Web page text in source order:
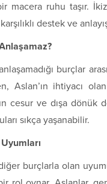
macera ruhu taşır.
destek ve
burçlar
Aslan’ın ihtiyacı
cesur ve dışa
sıkça yaşanabilir.
burçlarla olan